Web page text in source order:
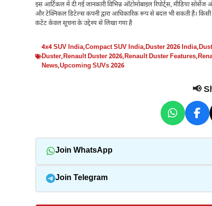
इस आर्टिकल में दी गई जानकारी विभिन्न ऑटोमोबाइल रिपोर्ट्स, मीडिया
और टेक्निकल डिटेल्स कंपनी द्वारा आधिकारिक रूप से बदल भी सकती हैं।
कंटेंट केवल सूचना के उद्देश्य से लिखा गया है
4x4 SUV India,Compact SUV India,Duster 2026 India,
Duster,Renault Duster 2026,Renault Duster Features,
News,Upcoming SUVs 2026
📢
Join WhatsApp
Join Telegram